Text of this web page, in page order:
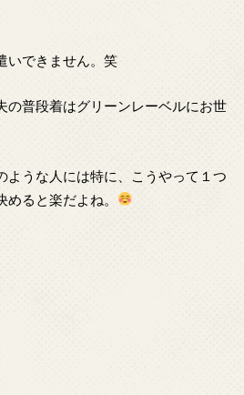
いできません。笑
の普段着はグリーンレーベルにお世
ような人には特に、こうやって１つ
ると楽だよね。